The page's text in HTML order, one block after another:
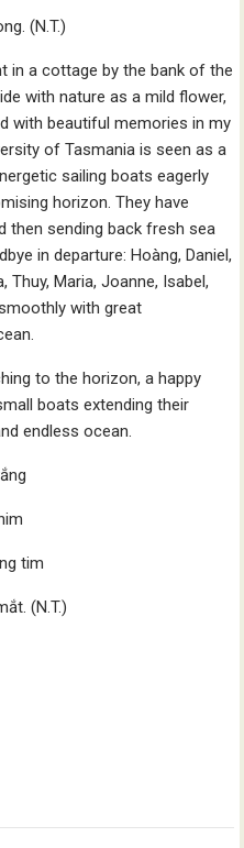
(N.T.)
in a cottage by the bank of the
with nature as a mild flower,
with beautiful memories in my
of Tasmania is seen as a
sailing boats eagerly
horizon. They have
then sending back fresh sea
in departure: Hoàng, Daniel,
Thuy, Maria, Joanne, Isabel,
with great
to the horizon, a happy
boats extending their
endless ocean.
tim
(N.T.)